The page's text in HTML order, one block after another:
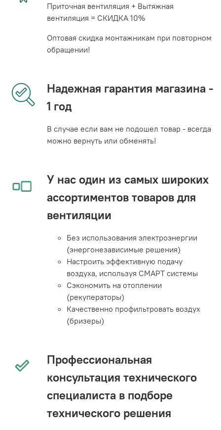
Приточная вентиляция + Вытяжная
вентиляция = СКИДКА 10%
Оптовая скидка монтажникам при повторном
обращении!
Надежная гарантия магазина -
1 год
В случае если вам не подошел товар - всегда
можно вернуть или обменять!
У нас один из самых широких
ассортиментов товаров для
вентиляции
Без использования электроэнергии
(энергонезависимые решения)
Настроить эффективную подачу
воздуха, используя СМАРТ системы
Сэкономить на отоплении
(рекуператоры)
Качественно профильтровать воздух
(бризеры)
Профессиональная
консультация технического
специалиста в подборе
технического решения